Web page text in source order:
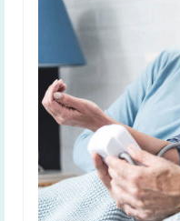
BMI
60+ egészség
Infografika